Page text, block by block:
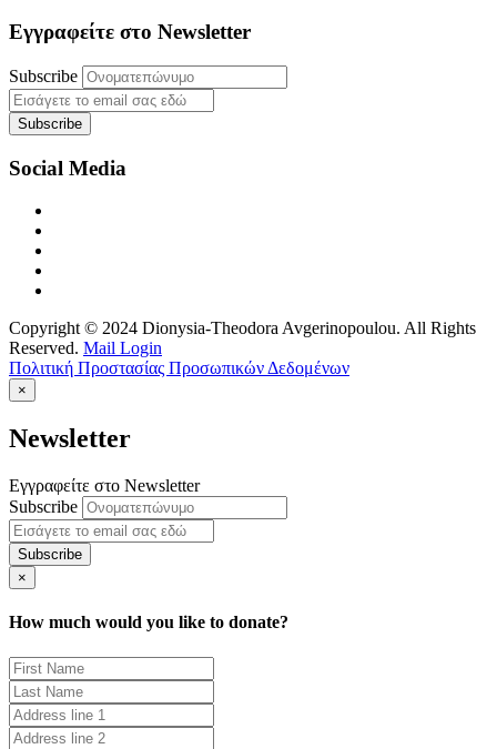
Εγγραφείτε στο Newsletter
Subscribe
Social Media
Copyright © 2024 Dionysia-Theodora Avgerinopoulou. All Rights
Reserved. Mail Login
Πολιτική Προστασίας Προσωπικών Δεδομένων
×
Newsletter
Εγγραφείτε στο Newsletter
Subscribe
×
How much would you like to donate?